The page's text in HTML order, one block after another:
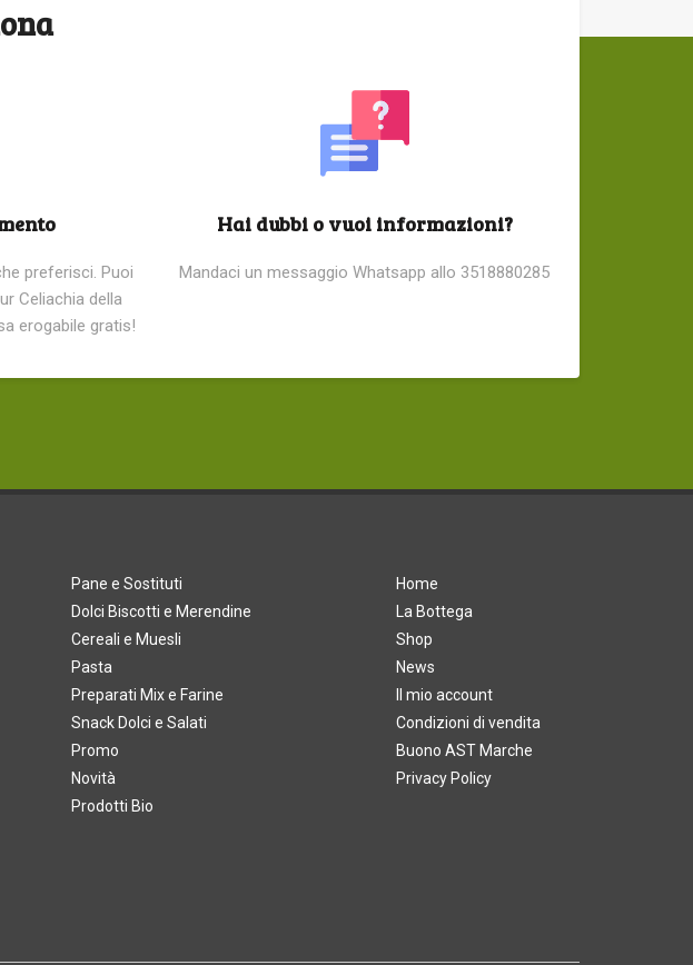
preferisci. Puoi
Celiachia della
erogabile gratis!
Hai dubbi o vuoi informazioni?
Mandaci un messaggio Whatsapp allo 3518880285
Pane e Sostituti
Dolci Biscotti e Merendine
Cereali e Muesli
Pasta
Preparati Mix e Farine
Snack Dolci e Salati
Promo
Novità
Prodotti Bio
Home
La Bottega
Shop
News
Il mio account
Condizioni di vendita
Buono AST Marche
Privacy Policy